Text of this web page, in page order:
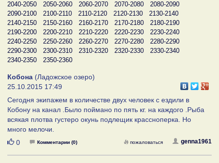
2040-2050
2050-2060 2060-2070 2070-2080
2080-2090
2090-2100
2100-2110 2110-2120 2120-2130
2130-2140
2140-2150
2150-2160 2160-2170 2170-2180
2180-2190
2190-2200
2200-2210 2210-2220 2220-2230
2230-2240
2240-2250
2250-2260 2260-2270 2270-2280
2280-2290
2290-2300
2300-2310 2310-2320 2320-2330
2330-2340
2340-2350
2350-2360
Кобона (Ладожское озеро)
25.10.2015 17:49
Сегодня экипажем в количестве двух человек с ездили в
Кобону на канал .Было поймано по пять кг. на каждого .Рыба
всякая плотва густеро окунь подлещик крассноперка. Но
много мелочи.
Нравится
0 Комментарии (0) genna1961
пожаловаться